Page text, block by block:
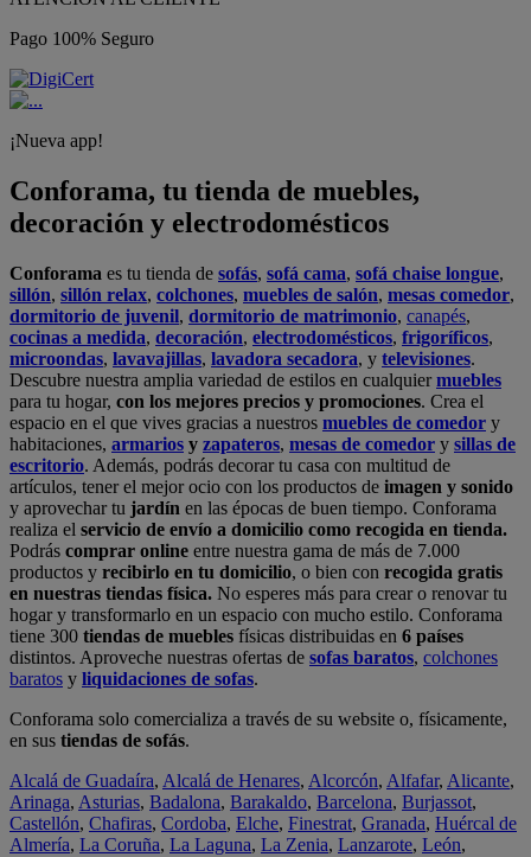
Pago 100% Seguro
¡Nueva app!
Conforama, tu tienda de muebles,
decoración y electrodomésticos
Conforama es tu tienda de sofás, sofá cama, sofá chaise longue,
sillón, sillón relax, colchones, muebles de salón, mesas comedor,
dormitorio de juvenil, dormitorio de matrimonio, canapés,
cocinas a medida, decoración, electrodomésticos, frigoríficos,
microondas, lavavajillas, lavadora secadora, y televisiones.
Descubre nuestra amplia variedad de estilos en cualquiermuebles
para tu hogar, con los mejores precios y promociones. Crea el
espacio en el que vives gracias a nuestros muebles de comedor y
habitaciones, armarios y zapateros, mesas de comedor y sillas de
escritorio. Además, podrás decorar tu casa con multitud de
artículos, tener el mejor ocio con los productos de imagen y sonido
y aprovechar tu jardín en las épocas de buen tiempo. Conforama
realiza el servicio de envío a domicilio como recogida en tienda.
Podrás comprar online entre nuestra gama de más de 7.000
productos y recibirlo en tu domicilio, o bien con recogida gratis
en nuestras tiendas física. No esperes más para crear o renovar tu
hogar y transformarlo en un espacio con mucho estilo. Conforama
tiene 300 tiendas de muebles físicas distribuidas en 6 países
distintos. Aproveche nuestras ofertas de sofas baratos, colchones
baratos y liquidaciones de sofas.
Conforama solo comercializa a través de su website o, físicamente,
en sus tiendas de sofás.
Alcalá de Guadaíra, Alcalá de Henares, Alcorcón, Alfafar, Alicante,
Arinaga, Asturias, Badalona, Barakaldo, Barcelona, Burjassot,
Castellón, Chafiras, Cordoba, Elche, Finestrat, Granada, Huércal de
Almería, La Coruña, La Laguna, La Zenia, Lanzarote, León,